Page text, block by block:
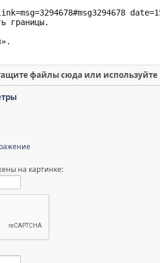
файлы сюда или
на картинке: